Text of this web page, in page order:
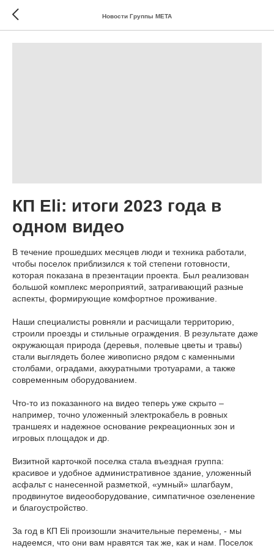
Новости Группы МЕТА
КП Eli: итоги 2023 года в
одном видео
В течение прошедших месяцев люди и техника работали,
чтобы поселок приблизился к той степени готовности,
которая показана в презентации проекта. Был реализован
большой комплекс мероприятий, затрагивающий разные
аспекты, формирующие комфортное проживание.
Наши специалисты ровняли и расчищали территорию,
строили проезды и стильные ограждения. В результате даже
окружающая природа (деревья, полевые цветы и травы)
стали выглядеть более живописно рядом с каменными
столбами, оградами, аккуратными тротуарами, а также
современным оборудованием.
Что-то из показанного на видео теперь уже скрыто –
например, точно уложенный электрокабель в ровных
траншеях и надежное основание рекреационных зон и
игровых площадок и др.
Визитной карточкой поселка стала въездная группа:
красивое и удобное административное здание, уложенный
асфальт с нанесенной разметкой, «умный» шлагбаум,
продвинутое видеооборудование, симпатичное озеленение
и благоустройство.
За год в КП Eli произошли значительные перемены, - мы
надеемся, что они вам нравятся так же, как и нам. Поселок